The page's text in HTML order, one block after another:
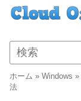
ホーム » Windows »
法